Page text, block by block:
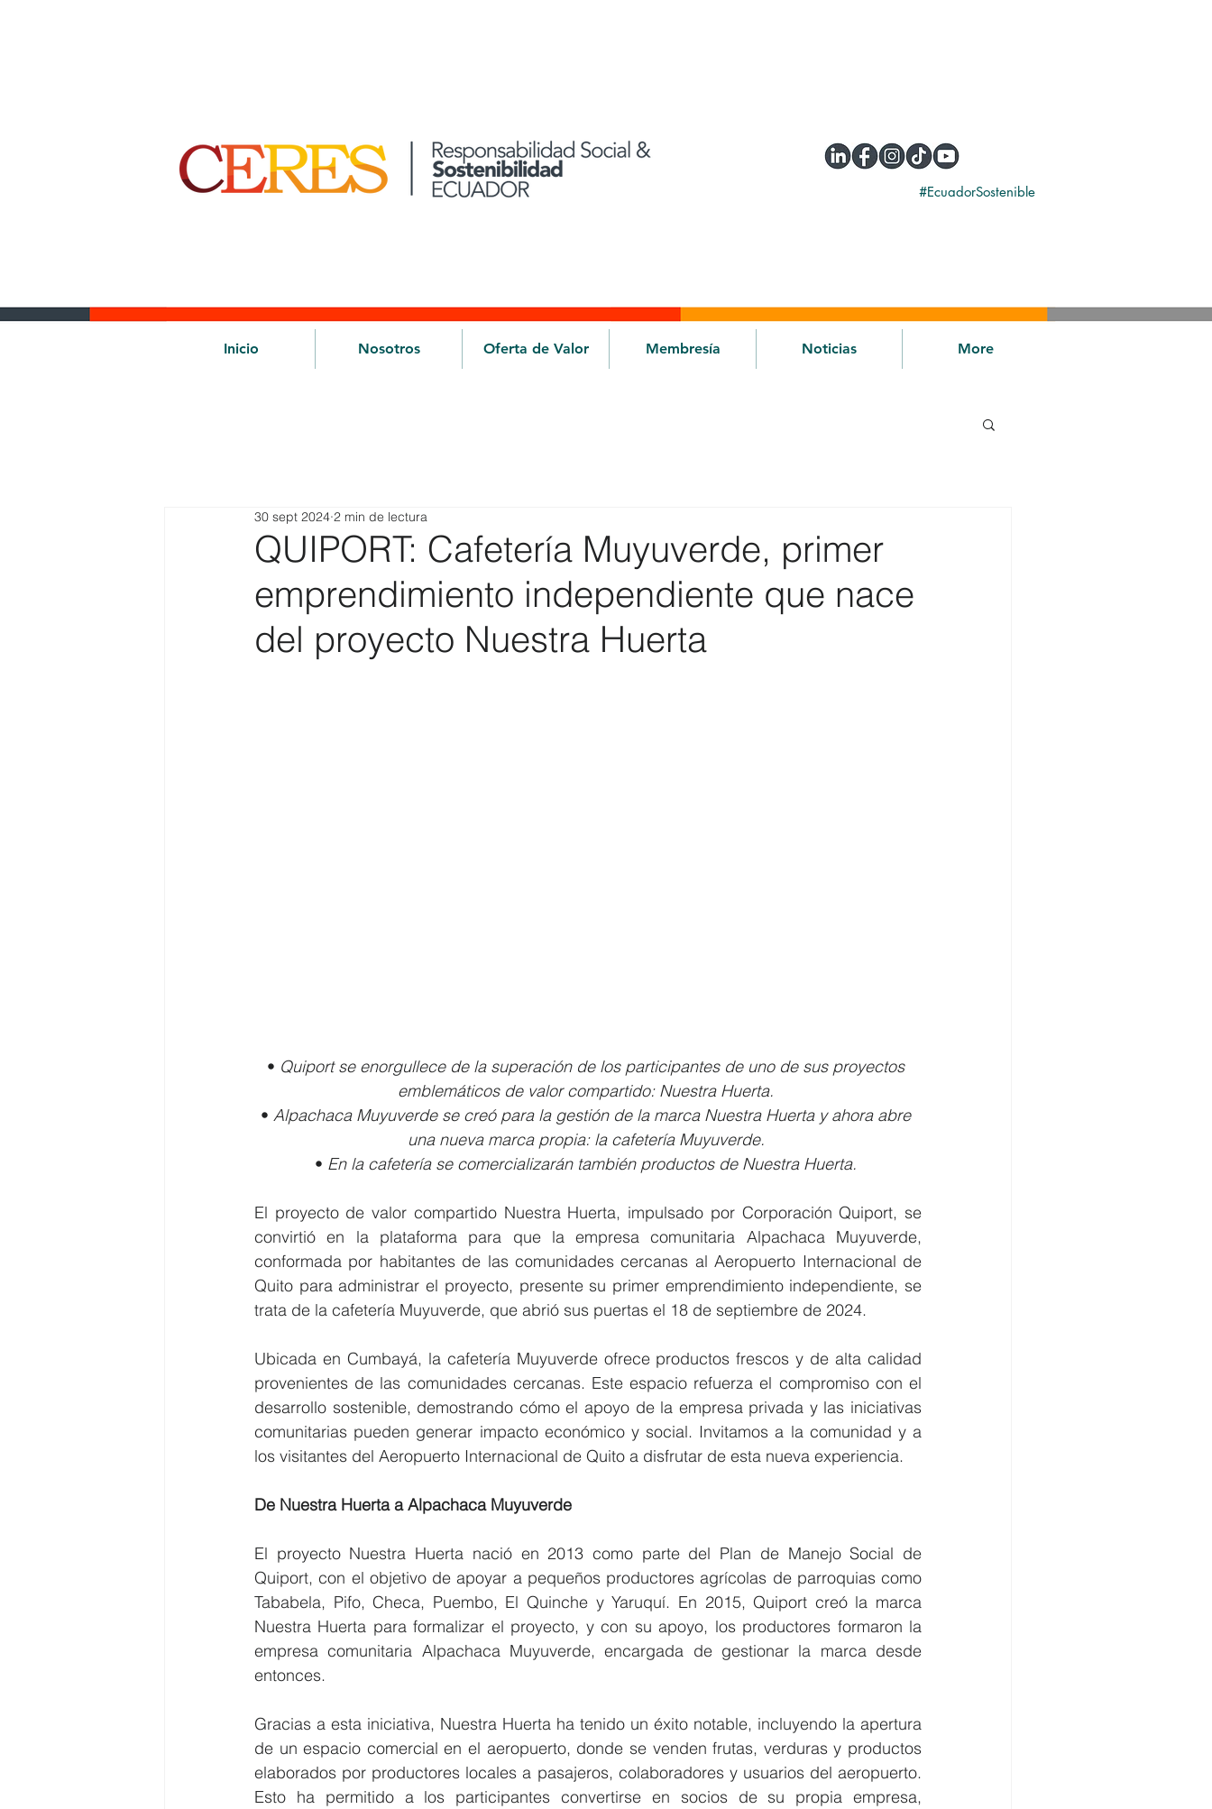
#EcuadorSostenible
Inicio Nosotros Oferta de Valor Membresía Noticias More
QUIPORT: Cafetería Muyuverde, primer
emprendimiento independiente que nace
del proyecto Nuestra Huerta
30 sept 2024 2 min de lectura
• Quiport se enorgullece de la superación de los participantes de uno de sus proyectos
emblemáticos de valor compartido: Nuestra Huerta.
• Alpachaca Muyuverde se creó para la gestión de la marca Nuestra Huerta y ahora abre
una nueva marca propia: la cafetería Muyuverde.
• En la cafetería se comercializarán también productos de Nuestra Huerta.
El proyecto de valor compartido Nuestra Huerta, impulsado por Corporación Quiport, se
convirtió en la plataforma para que la empresa comunitaria Alpachaca Muyuverde,
conformada por habitantes de las comunidades cercanas al Aeropuerto Internacional de
Quito para administrar el proyecto, presente su primer emprendimiento independiente, se
trata de la cafetería Muyuverde, que abrió sus puertas el 18 de septiembre de 2024.
Ubicada en Cumbayá, la cafetería Muyuverde ofrece productos frescos y de alta calidad
provenientes de las comunidades cercanas. Este espacio refuerza el compromiso con el
desarrollo sostenible, demostrando cómo el apoyo de la empresa privada y las iniciativas
comunitarias pueden generar impacto económico y social. Invitamos a la comunidad y a
los visitantes del Aeropuerto Internacional de Quito a disfrutar de esta nueva experiencia.
De Nuestra Huerta a Alpachaca Muyuverde
El proyecto Nuestra Huerta nació en 2013 como parte del Plan de Manejo Social de
Quiport, con el objetivo de apoyar a pequeños productores agrícolas de parroquias como
Tababela, Pifo, Checa, Puembo, El Quinche y Yaruquí. En 2015, Quiport creó la marca
Nuestra Huerta para formalizar el proyecto, y con su apoyo, los productores formaron la
empresa comunitaria Alpachaca Muyuverde, encargada de gestionar la marca desde
entonces.
Gracias a esta iniciativa, Nuestra Huerta ha tenido un éxito notable, incluyendo la apertura
de un espacio comercial en el aeropuerto, donde se venden frutas, verduras y productos
elaborados por productores locales a pasajeros, colaboradores y usuarios del aeropuerto.
Esto ha permitido a los participantes convertirse en socios de su propia empresa,